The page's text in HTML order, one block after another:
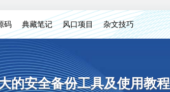
码 典藏笔记 风口项目 杂文技巧
的安全备份工具及使用教程